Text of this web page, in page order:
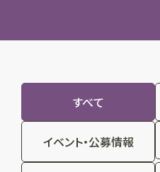
すべて
イベント・公募情報